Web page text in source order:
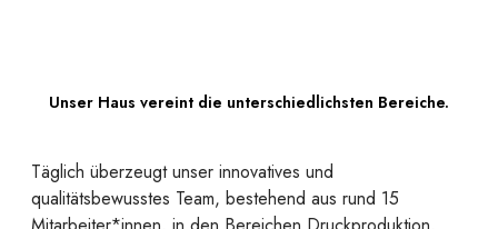
Unser Haus vereint die unterschiedlichsten Bereiche.
Täglich überzeugt unser innovatives und
qualitätsbewusstes Team, bestehend aus rund 15